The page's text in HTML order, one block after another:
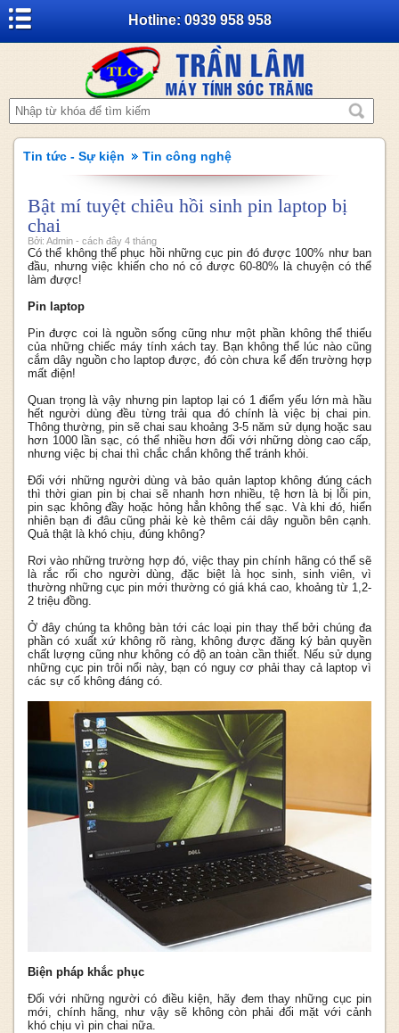
Hotline: 0939 958 958
Tin tức - Sự kiện Tin công nghệ
Bật mí tuyệt chiêu hồi sinh pin laptop bị
chai
Bởi: Admin - cách đây 4 tháng
Có thể không thể phục hồi những cục pin đó được 100% như ban
đầu, nhưng việc khiến cho nó có được 60-80% là chuyện có thể
làm được!
Pin laptop
Pin được coi là nguồn sống cũng như một phần không thể thiếu
của những chiếc máy tính xách tay. Bạn không thể lúc nào cũng
cắm dây nguồn cho laptop được, đó còn chưa kể đến trường hợp
mất điện!
Quan trọng là vậy nhưng pin laptop lại có 1 điểm yếu lớn mà hầu
hết người dùng đều từng trải qua đó chính là việc bị chai pin.
Thông thường, pin sẽ chai sau khoảng 3-5 năm sử dụng hoặc sau
hơn 1000 lần sạc, có thể nhiều hơn đối với những dòng cao cấp,
nhưng việc bị chai thì chắc chắn không thể tránh khỏi.
Đối với những người dùng và bảo quản laptop không đúng cách
thì thời gian pin bị chai sẽ nhanh hơn nhiều, tệ hơn là bị lỗi pin,
pin sạc không đầy hoặc hỏng hẳn không thể sạc. Và khi đó, hiển
nhiên bạn đi đâu cũng phải kè kè thêm cái dây nguồn bên cạnh.
Quả thật là khó chịu, đúng không?
Rơi vào những trường hợp đó, việc thay pin chính hãng có thể sẽ
là rắc rối cho người dùng, đặc biệt là học sinh, sinh viên, vì
thường những cục pin mới thường có giá khá cao, khoảng từ 1,2-
2 triệu đồng.
Ở đây chúng ta không bàn tới các loại pin thay thế bởi chúng đa
phần có xuất xứ không rõ ràng, không được đăng ký bản quyền
chất lượng cũng như không có độ an toàn cần thiết. Nếu sử dụng
những cục pin trôi nổi này, bạn có nguy cơ phải thay cả laptop vì
các sự cố không đáng có.
Biện pháp khắc phục
Đối với những người có điều kiện, hãy đem thay những cục pin
mới, chính hãng, như vậy sẽ không còn phải đối mặt với cảnh
khó chịu vì pin chai nữa.